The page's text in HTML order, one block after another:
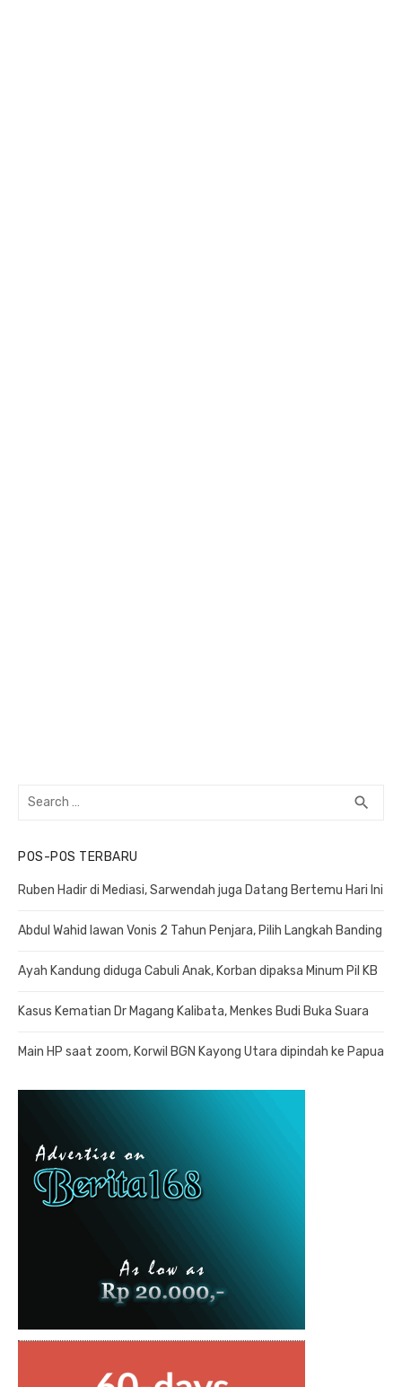
Search
search
POS-POS TERBARU
Ruben Hadir di Mediasi, Sarwendah juga Datang Bertemu Hari Ini
Abdul Wahid lawan Vonis 2 Tahun Penjara, Pilih Langkah Banding
Ayah Kandung diduga Cabuli Anak, Korban dipaksa Minum Pil KB
Kasus Kematian Dr Magang Kalibata, Menkes Budi Buka Suara
Main HP saat zoom, Korwil BGN Kayong Utara dipindah ke Papua